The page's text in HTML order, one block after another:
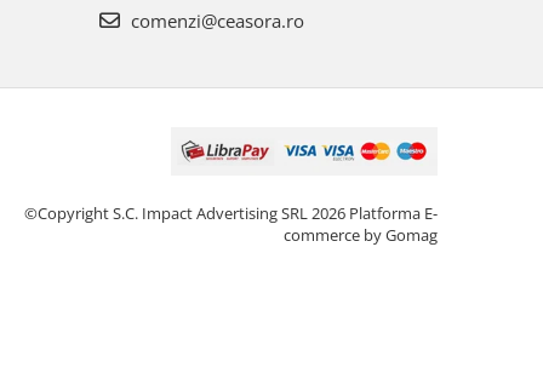
comenzi@ceasora.ro
©Copyright S.C. Impact Advertising SRL 2026 Platforma E-
commerce by Gomag